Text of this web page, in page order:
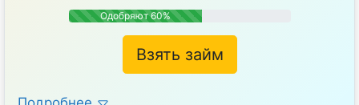
Одобряют 60%
Взять займ